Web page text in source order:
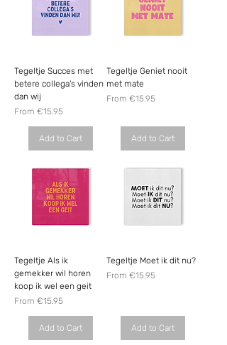
Tegeltje Succes met
betere collega's vinden
dan wij
From €15.95
Sale Price
Add to Cart
Tegeltje Geniet nooit
met mate
From €15.95
Sale Price
Add to Cart
Tegeltje Als ik
gemekker wil horen
koop ik wel een geit
From €15.95
Sale Price
Add to Cart
Tegeltje Moet ik dit nu?
From €15.95
Sale Price
Add to Cart